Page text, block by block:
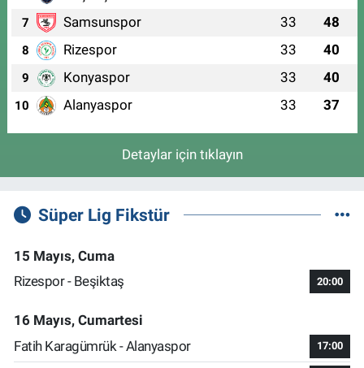
7 Samsunspor 33 48
8 Rizespor 33 40
9 Konyaspor 33 40
10 Alanyaspor 33 37
Detaylar için tıklayın
Süper Lig Fikstür
15 Mayıs, Cuma
Rizespor - Beşiktaş
20:00
16 Mayıs, Cumartesi
Fatih Karagümrük - Alanyaspor
17:00